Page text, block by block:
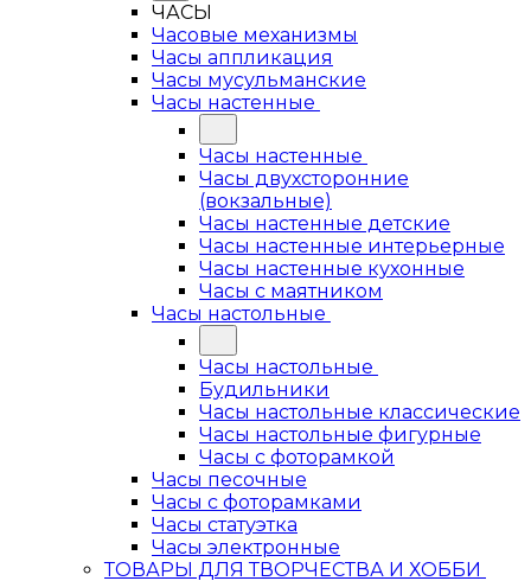
ЧАСЫ
Часовые механизмы
Часы аппликация
Часы мусульманские
Часы настенные
Часы настенные
Часы двухсторонние
(вокзальные)
Часы настенные детские
Часы настенные интерьерные
Часы настенные кухонные
Часы с маятником
Часы настольные
Часы настольные
Будильники
Часы настольные классические
Часы настольные фигурные
Часы с фоторамкой
Часы песочные
Часы с фоторамками
Часы статуэтка
Часы электронные
ТОВАРЫ ДЛЯ ТВОРЧЕСТВА И ХОББИ